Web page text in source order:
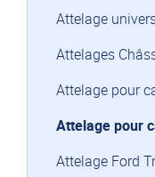
Attelage
Attelages
Attelage pour
Attelage pour
Attelage Ford